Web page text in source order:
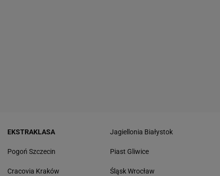
EKSTRAKLASA
Pogoń Szczecin
Cracovia Kraków
Jagiellonia Białystok
Piast Gliwice
Śląsk Wrocław